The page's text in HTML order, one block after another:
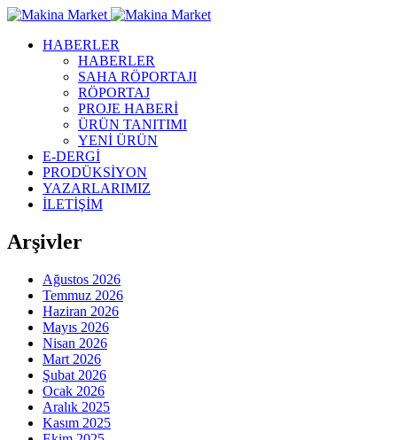
HABERLER
HABERLER
SAHA RÖPORTAJI
RÖPORTAJ
PROJE HABERİ
ÜRÜN TANITIMI
YENİ ÜRÜN
E-DERGİ
PRODÜKSİYON
YAZARLARIMIZ
İLETİŞİM
Arşivler
Ağustos 2026
Temmuz 2026
Haziran 2026
Mayıs 2026
Nisan 2026
Mart 2026
Şubat 2026
Ocak 2026
Aralık 2025
Kasım 2025